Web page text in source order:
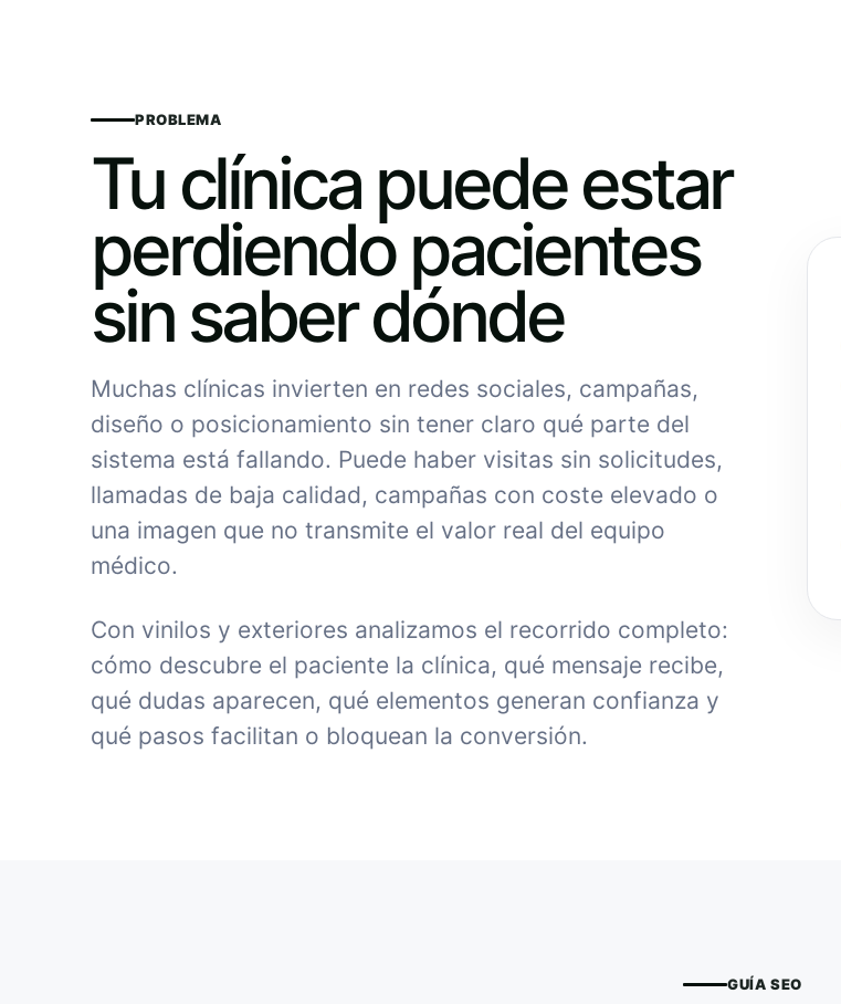
PROBLEMA
Tu clínica puede estar
perdiendo pacientes
sin saber dónde
Muchas clínicas invierten en redes sociales, campañas,
diseño o posicionamiento sin tener claro qué parte del
sistema está fallando. Puede haber visitas sin solicitudes,
llamadas de baja calidad, campañas con coste elevado o
una imagen que no transmite el valor real del equipo
médico.
Con vinilos y exteriores analizamos el recorrido completo:
cómo descubre el paciente la clínica, qué mensaje recibe,
qué dudas aparecen, qué elementos generan confianza y
qué pasos facilitan o bloquean la conversión.
GUÍA SEO